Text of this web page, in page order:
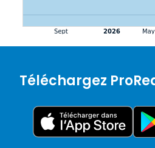
Téléchargez